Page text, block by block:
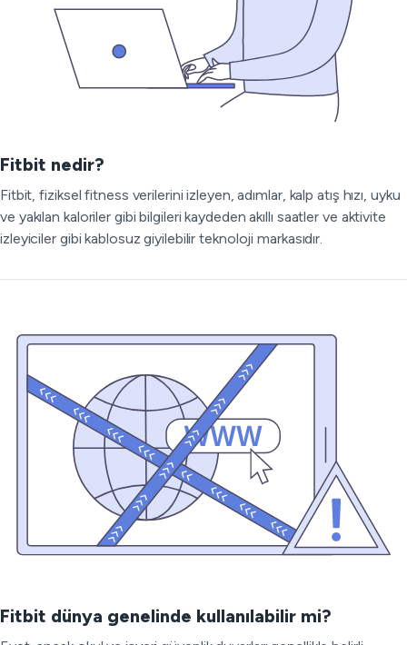
Fitbit nedir?
Fitbit, fiziksel fitness verilerini izleyen, adımlar, kalp atış hızı, uyku
ve yakılan kaloriler gibi bilgileri kaydeden akıllı saatler ve aktivite
izleyiciler gibi kablosuz giyilebilir teknoloji markasıdır.
Fitbit dünya genelinde kullanılabilir mi?